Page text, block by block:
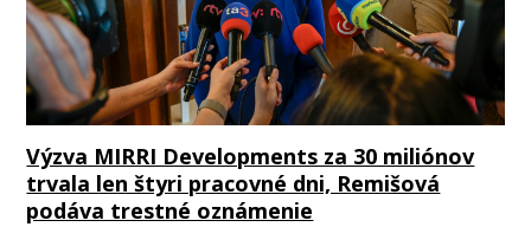
Výzva MIRRI Developments za 30 miliónov
trvala len štyri pracovné dni, Remišová
podáva trestné oznámenie